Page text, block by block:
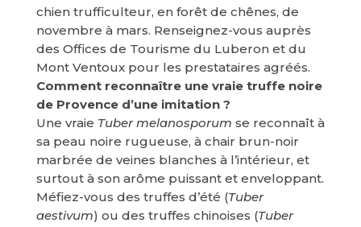
chien trufficulteur, en forêt de chênes, de
novembre à mars. Renseignez-vous auprès
des Offices de Tourisme du Luberon et du
Mont Ventoux pour les prestataires agréés.
Comment reconnaître une vraie truffe noire
de Provence d’une imitation ?
Une vraie Tuber melanosporum se reconnaît à
sa peau noire rugueuse, à chair brun-noir
marbrée de veines blanches à l’intérieur, et
surtout à son arôme puissant et enveloppant.
Méfiez-vous des truffes d’été (Tuber
aestivum) ou des truffes chinoises (Tuber